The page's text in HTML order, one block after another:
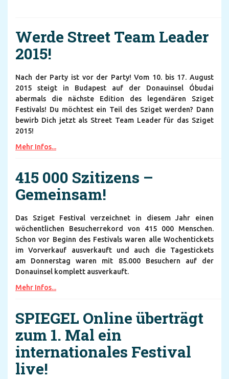
Werde Street Team Leader
2015!
Nach der Party ist vor der Party! Vom 10. bis 17. August
2015 steigt in Budapest auf der Donauinsel Óbudai
abermals die nächste Edition des legendären Sziget
Festivals! Du möchtest ein Teil des Sziget werden? Dann
bewirb Dich jetzt als Street Team Leader für das Sziget
2015!
Mehr Infos...
415 000 Szitizens –
Gemeinsam!
Das Sziget Festival verzeichnet in diesem Jahr einen
wöchentlichen Besucherrekord von 415 000 Menschen.
Schon vor Beginn des Festivals waren alle Wochentickets
im Vorverkauf ausverkauft und auch die Tagestickets
am Donnerstag waren mit 85.000 Besuchern auf der
Donauinsel komplett ausverkauft.
Mehr Infos...
SPIEGEL Online überträgt
zum 1. Mal ein
internationales Festival
live!